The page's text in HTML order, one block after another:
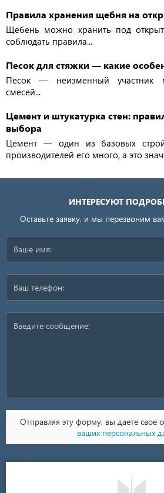
Правила хранения щебня на
Щебень можно хранить под
соблюдать правила...
Песок для стяжки — какие
Песок — неизменный участник
смесей...
Цемент и штукатурка стен:
выбора
Цемент — один из базовых
производителей его много, а это
ИНТЕРЕСУЮТ
Оставьте заявку, и мы перезвоним
Отправляя эту форму, вы даете свое
ваших персональных